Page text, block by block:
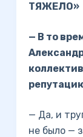
ТЯЖЕЛО»
— В то
— Да, и
не было —